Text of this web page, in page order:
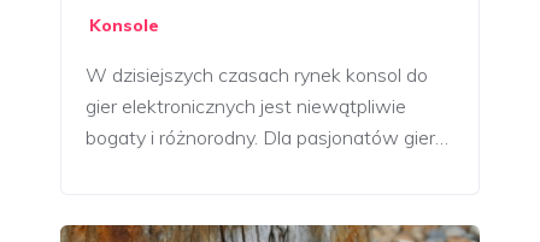
Konsole
W dzisiejszych czasach rynek konsol do
gier elektronicznych jest niewątpliwie
bogaty i różnorodny. Dla pasjonatów gier…